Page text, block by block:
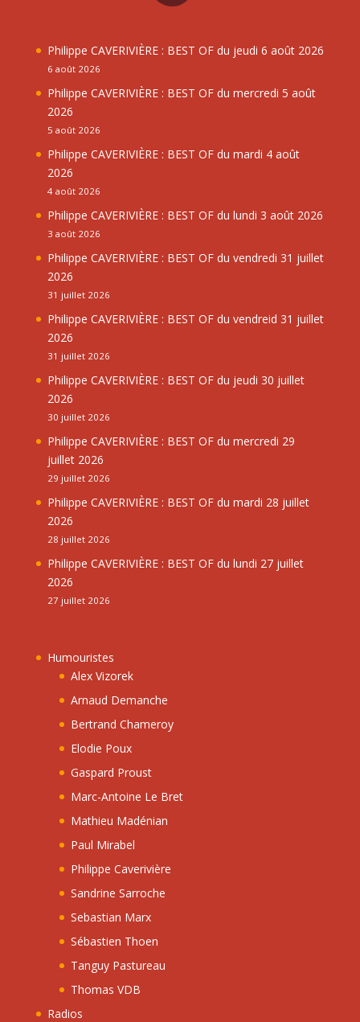
Philippe CAVERIVIÈRE : BEST OF du jeudi 6 août 2026
6 août 2026
Philippe CAVERIVIÈRE : BEST OF du mercredi 5 août
2026
5 août 2026
Philippe CAVERIVIÈRE : BEST OF du mardi 4 août
2026
4 août 2026
Philippe CAVERIVIÈRE : BEST OF du lundi 3 août 2026
3 août 2026
Philippe CAVERIVIÈRE : BEST OF du vendredi 31 juillet
2026
31 juillet 2026
Philippe CAVERIVIÈRE : BEST OF du vendreid 31 juillet
2026
31 juillet 2026
Philippe CAVERIVIÈRE : BEST OF du jeudi 30 juillet
2026
30 juillet 2026
Philippe CAVERIVIÈRE : BEST OF du mercredi 29
juillet 2026
29 juillet 2026
Philippe CAVERIVIÈRE : BEST OF du mardi 28 juillet
2026
28 juillet 2026
Philippe CAVERIVIÈRE : BEST OF du lundi 27 juillet
2026
27 juillet 2026
Humouristes
Alex Vizorek
Arnaud Demanche
Bertrand Chameroy
Elodie Poux
Gaspard Proust
Marc-Antoine Le Bret
Mathieu Madénian
Paul Mirabel
Philippe Caverivière
Sandrine Sarroche
Sebastian Marx
Sébastien Thoen
Tanguy Pastureau
Thomas VDB
Radios